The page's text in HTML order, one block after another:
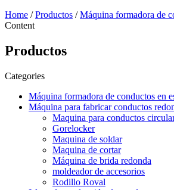
Home /Productos /Máquina formadora de
Content
Productos
Categories
Máquina formadora de conductos en
Máquina para fabricar conductos
Maquina para conductos
Gorelocker
Maquina de soldar
Maquina de cortar
Máquina de brida redonda
moldeador de accesorios
Rodillo Roval